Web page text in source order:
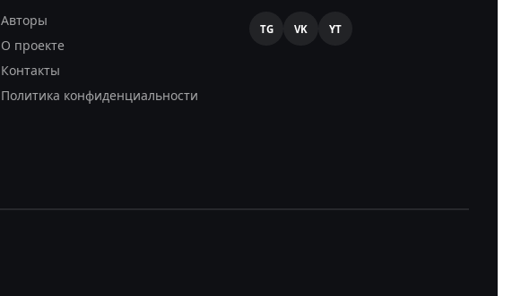
Авторы
О проекте
Контакты
Политика конфиденциальности
TG VK YT